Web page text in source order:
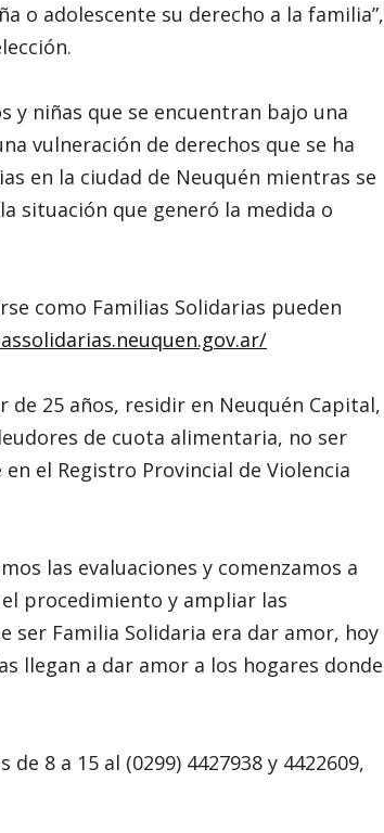
o adolescente su derecho a la familia”,
y niñas que se encuentran bajo una
vulneración de derechos que se ha
en la ciudad de Neuquén mientras se
situación que generó la medida o
como Familias Solidarias pueden
25 años, residir en Neuquén Capital,
de cuota alimentaria, no ser
el Registro Provincial de Violencia
las evaluaciones y comenzamos a
procedimiento y ampliar las
ser Familia Solidaria era dar amor, hoy
llegan a dar amor a los hogares donde
8 a 15 al (0299) 4427938 y 4422609,